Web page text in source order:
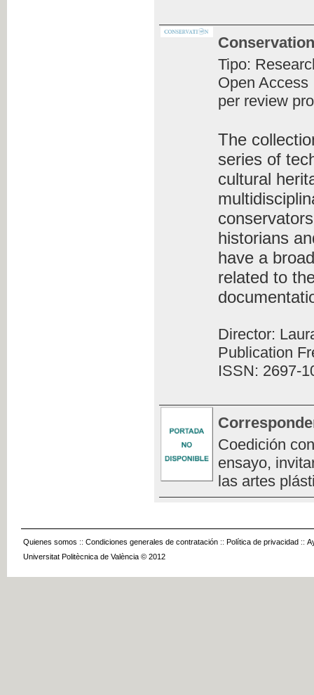
Tipo:
Open Access
per review
The
series of
cultural
historians
have a
related to
Director:
Publication
ISSN: 2697-
Coedición
ensayo,
las artes
Quienes somos :: Condiciones generales de contratación :: Política de privacidad ::
Universitat Politècnica de València © 2012